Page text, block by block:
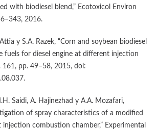
with biodiesel blend,” Ecotoxicol Environ
2016.
y S.A. Razek, “Corn and soybean biodiesel
fuels for diesel engine at different injection
161, pp. 49–58, 2015, doi:
Saidi, A. Hajinezhad y A.A. Mozafari,
of spray characteristics of a modified
injection combustion chamber,” Experimental